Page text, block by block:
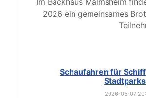
Im Backhaus Malmsheim
2026 ein gemeinsames
Schaufahren für
2026-05-07